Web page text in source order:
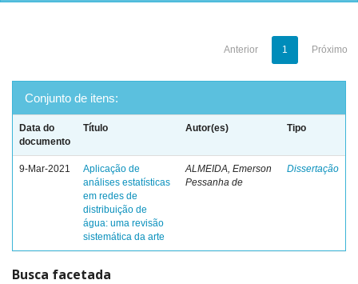
Anterior 1 Próximo
Conjunto de itens:
Data do
documento
Título Autor(es) Tipo
9-Mar-2021
Aplicação de
análises estatísticas
em redes de
distribuição de
água: uma revisão
sistemática da arte
ALMEIDA, Emerson
Pessanha de
Dissertação
Busca facetada